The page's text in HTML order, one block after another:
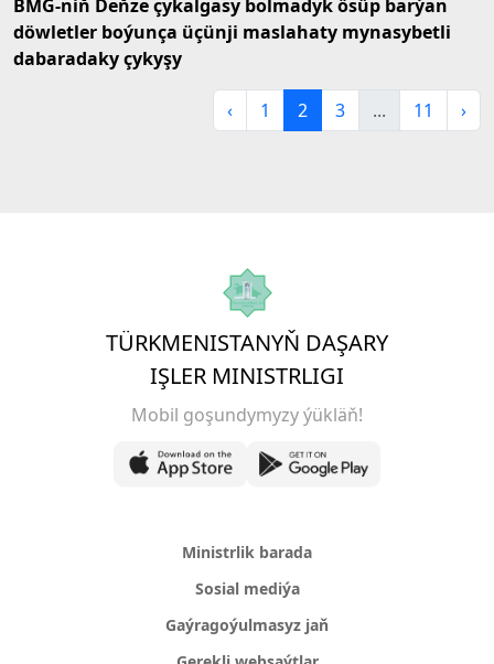
BMG-niň Deňze çykalgasy bolmadyk ösüp barýan
döwletler boýunça üçünji maslahaty mynasybetli
dabaradaky çykyşy
‹ 1 2 3 ... 11 ›
TÜRKMENISTANYŇ DAŞARY
IŞLER MINISTRLIGI
Mobil goşundymyzy ýükläň!
Ministrlik barada
Sosial mediýa
Gaýragoýulmasyz jaň